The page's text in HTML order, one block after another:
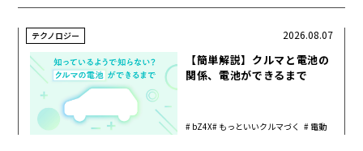
テクノロジー
【簡単解説】クルマと電池の
関係、電池ができるまで
bZ4X もっといいクルマづく
電動
2026.08.07